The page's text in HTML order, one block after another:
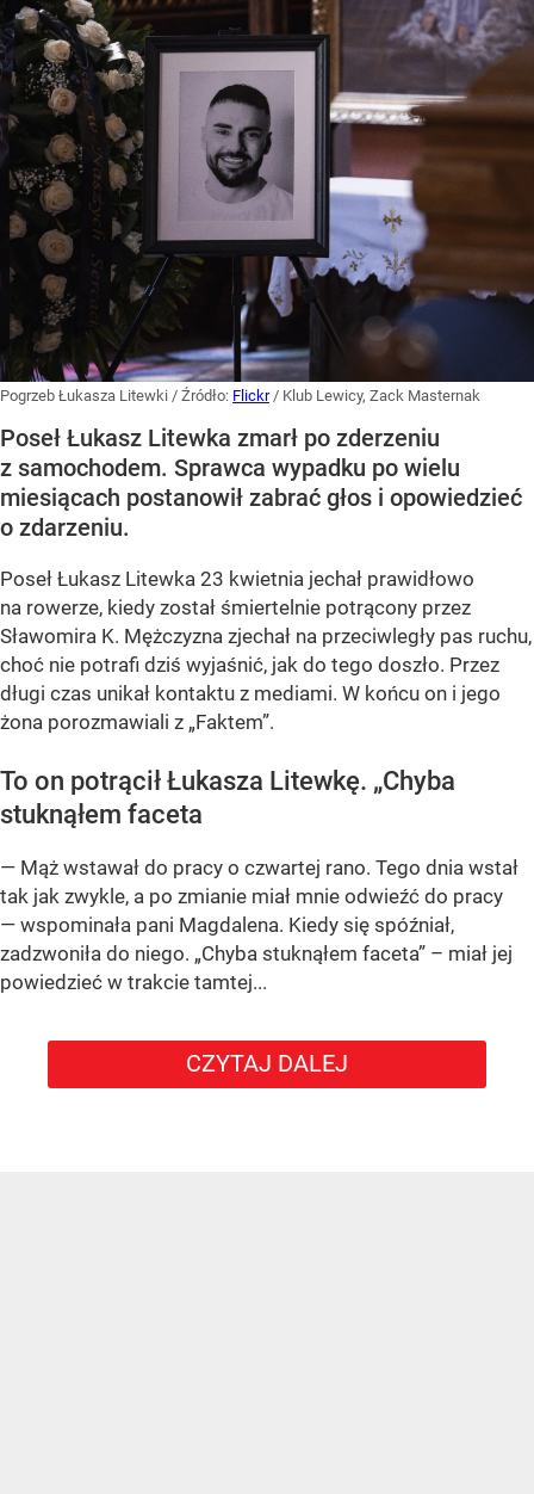
Pogrzeb Łukasza Litewki / Źródło: Flickr / Klub Lewicy, Zack Masternak
Poseł Łukasz Litewka zmarł po zderzeniu
z samochodem. Sprawca wypadku po wielu
miesiącach postanowił zabrać głos i opowiedzieć
o zdarzeniu.
Poseł Łukasz Litewka 23 kwietnia jechał prawidłowo
na rowerze, kiedy został śmiertelnie potrącony przez
Sławomira K. Mężczyzna zjechał na przeciwległy pas ruchu,
choć nie potrafi dziś wyjaśnić, jak do tego doszło. Przez
długi czas unikał kontaktu z mediami. W końcu on i jego
żona porozmawiali z „Faktem”.
To on potrącił Łukasza Litewkę. „Chyba
stuknąłem faceta
— Mąż wstawał do pracy o czwartej rano. Tego dnia wstał
tak jak zwykle, a po zmianie miał mnie odwieźć do pracy
— wspominała pani Magdalena. Kiedy się spóźniał,
zadzwoniła do niego. „Chyba stuknąłem faceta” – miał jej
powiedzieć w trakcie tamtej...
CZYTAJ DALEJ